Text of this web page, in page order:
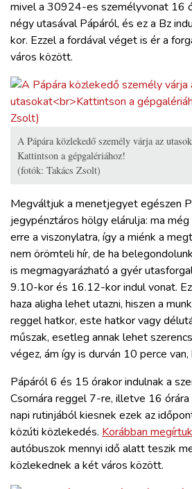
mivel a 30924-es személyvonat 16
négy utasával Pápáról, és ez a Bz
kor. Ezzel a fordával véget is ér a
város között.
A Pápára közlekedő személy várja az
Kattintson a gépgalériához!
(fotók: Takács Zsolt)
Megváltjuk a menetjegyet egészen
jegypénztáros hölgy elárulja: ma
erre a viszonylatra, így a miénk a
nem örömteli hír, de ha
is megmagyarázható a gyér
9.10-kor és 16.12-kor indul vonat.
haza aligha lehet utazni, hiszen a
reggel hatkor, este hatkor vagy
műszak, esetleg annak lehet
végez, ám így is durván 10 perce
Pápáról 6 és 15 órakor indulnak a
Csornára reggel 7-re, illetve 16 órára
napi rutinjából kiesnek ezek az
közúti közlekedés. Korábban megírtuk
autóbuszok mennyi idő alatt teszik
közlekednek a két város között.